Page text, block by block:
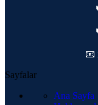
📧
Sayfalar
Ana Sayfa